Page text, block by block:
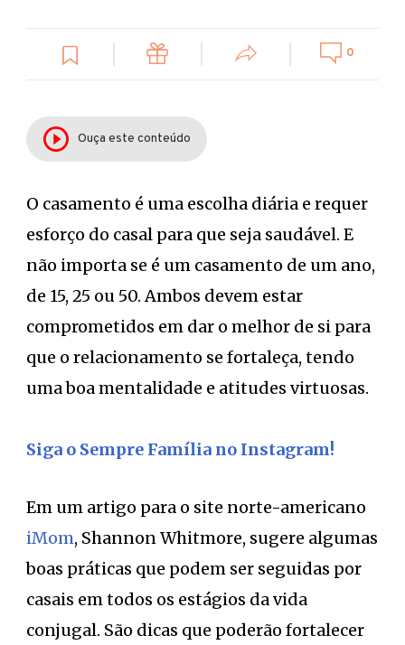
0
Ouça este conteúdo
O casamento é uma escolha diária e requer
esforço do casal para que seja saudável. E
não importa se é um casamento de um ano,
de 15, 25 ou 50. Ambos devem estar
comprometidos em dar o melhor de si para
que o relacionamento se fortaleça, tendo
uma boa mentalidade e atitudes virtuosas.
Siga o Sempre Família no Instagram!
Em um artigo para o site norte-americano
iMom, Shannon Whitmore, sugere algumas
boas práticas que podem ser seguidas por
casais em todos os estágios da vida
conjugal. São dicas que poderão fortalecer